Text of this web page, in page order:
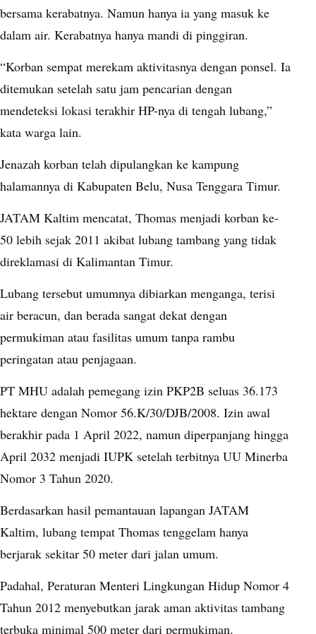
bersama kerabatnya. Namun hanya ia yang masuk ke
dalam air. Kerabatnya hanya mandi di pinggiran.
“Korban sempat merekam aktivitasnya dengan ponsel. Ia
ditemukan setelah satu jam pencarian dengan
mendeteksi lokasi terakhir HP-nya di tengah lubang,”
kata warga lain.
Jenazah korban telah dipulangkan ke kampung
halamannya di Kabupaten Belu, Nusa Tenggara Timur.
JATAM Kaltim mencatat, Thomas menjadi korban ke-
50 lebih sejak 2011 akibat lubang tambang yang tidak
direklamasi di Kalimantan Timur.
Lubang tersebut umumnya dibiarkan menganga, terisi
air beracun, dan berada sangat dekat dengan
permukiman atau fasilitas umum tanpa rambu
peringatan atau penjagaan.
PT MHU adalah pemegang izin PKP2B seluas 36.173
hektare dengan Nomor 56.K/30/DJB/2008. Izin awal
berakhir pada 1 April 2022, namun diperpanjang hingga
April 2032 menjadi IUPK setelah terbitnya UU Minerba
Nomor 3 Tahun 2020.
Berdasarkan hasil pemantauan lapangan JATAM
Kaltim, lubang tempat Thomas tenggelam hanya
berjarak sekitar 50 meter dari jalan umum.
Padahal, Peraturan Menteri Lingkungan Hidup Nomor 4
Tahun 2012 menyebutkan jarak aman aktivitas tambang
terbuka minimal 500 meter dari permukiman.